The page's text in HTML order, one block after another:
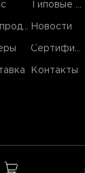
Новости
Контакты